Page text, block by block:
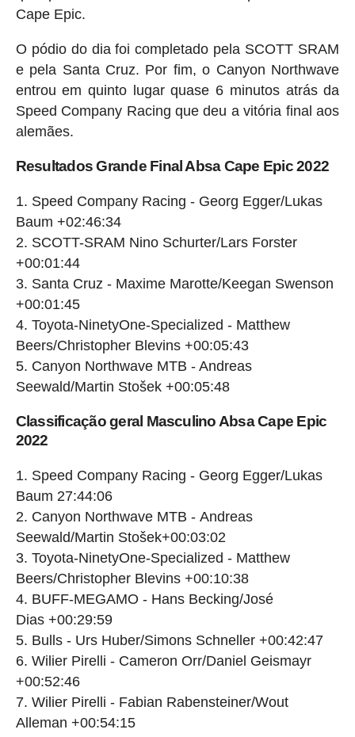
Cape Epic.
O pódio do dia foi completado pela SCOTT SRAM
e pela Santa Cruz. Por fim, o Canyon Northwave
entrou em quinto lugar quase 6 minutos atrás da
Speed ​​Company Racing que deu a vitória final aos
alemães.
Resultados Grande Final Absa Cape Epic 2022
Speed Company Racing - Georg Egger/Lukas
Baum +02:46:34
SCOTT-SRAM Nino Schurter/Lars Forster
+00:01:44
Santa Cruz - Maxime Marotte/Keegan Swenson
+00:01:45
Toyota-NinetyOne-Specialized - Matthew
Beers/Christopher Blevins +00:05:43
Canyon Northwave MTB - Andreas
Seewald/Martin Stošek +00:05:48
Classificação geral Masculino Absa Cape Epic
2022
Speed Company Racing - Georg Egger/Lukas
Baum 27:44:06
Canyon Northwave MTB - Andreas
Seewald/Martin Stošek+00:03:02
Toyota-NinetyOne-Specialized - Matthew
Beers/Christopher Blevins +00:10:38
BUFF-MEGAMO - Hans Becking/José
Dias +00:29:59
Bulls - Urs Huber/Simons Schneller +00:42:47
Wilier Pirelli - Cameron Orr/Daniel Geismayr
+00:52:46
Wilier Pirelli - Fabian Rabensteiner/Wout
Alleman +00:54:15